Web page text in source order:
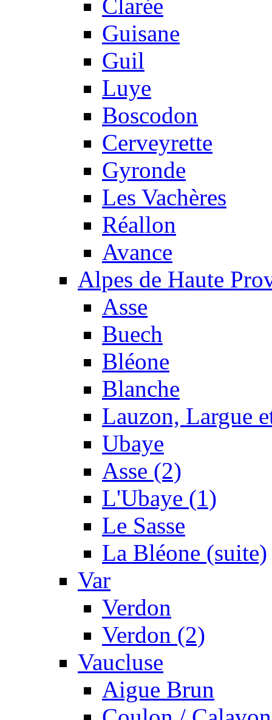
Clarée
Guisane
Guil
Luye
Boscodon
Cerveyrette
Gyronde
Les Vachères
Réallon
Avance
Alpes de Haute
Asse
Buech
Bléone
Blanche
Lauzon, Largue
Ubaye
Asse (2)
L'Ubaye (1)
Le Sasse
La Bléone (suite)
Var
Verdon
Verdon (2)
Vaucluse
Aigue Brun